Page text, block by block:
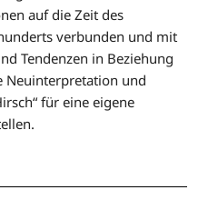
auf die Zeit des
verbunden und mit
Tendenzen in Beziehung
Neuinterpretation und
für eine eigene